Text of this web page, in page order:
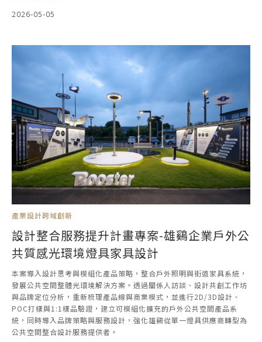
2026-05-05
產業設計跨域創新
設計整合服務提升計畫專案-雄鷄企業戶外公
共質感光環境燈具家具設計
本案導入設計思考與模組化產品策略，整合戶外照明與街道家具系統，
發展公共空間整體光環境解決方案。透過關係人訪談、設計共創工作坊
與品牌定位分析，重新梳理產品線與商業模式，並進行2D/3D設計、
POC打樣與1:1樣品驗證，建立可模組化擴充的戶外公共空間產品系
統，同時導入品牌策略與服務設計，強化雄鷄從單一燈具供應商轉型為
公共空間整合設計服務提供者。